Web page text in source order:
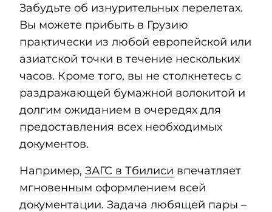
Забудьте об изнурительных перелетах.
Вы можете прибыть в Грузию
практически из любой европейской или
азиатской точки в течение нескольких
часов. Кроме того, вы не столкнетесь с
раздражающей бумажной волокитой и
долгим ожиданием в очередях для
предоставления всех необходимых
документов.
Например, ЗАГС в Тбилиси впечатляет
мгновенным оформлением всей
документации. Задача любящей пары –